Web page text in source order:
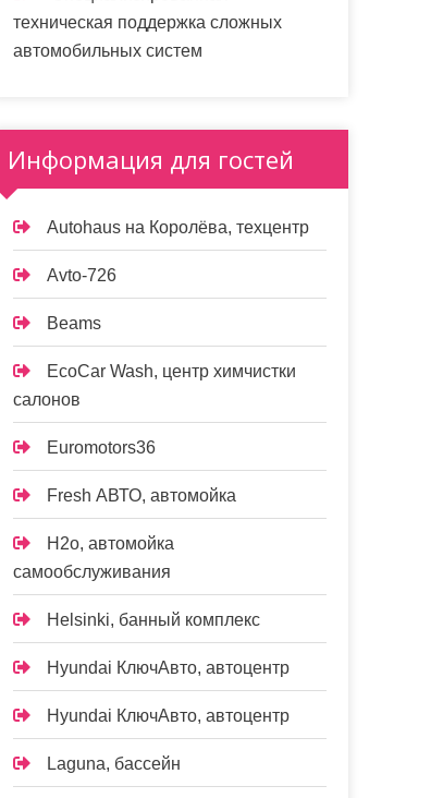
техническая поддержка сложных
автомобильных систем
Информация для гостей
Autohaus на Королёва, техцентр
Avto-726
Beams
EcoCar Wash, центр химчистки
салонов
Euromotors36
Fresh АВТО, автомойка
H2o, автомойка
самообслуживания
Helsinki, банный комплекс
Hyundai КлючАвто, автоцентр
Hyundai КлючАвто, автоцентр
Laguna, бассейн